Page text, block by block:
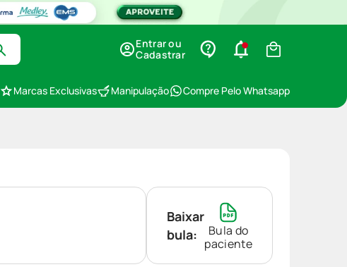
Entrar ou
Cadastrar
Marcas Exclusivas Manipulação Compre Pelo Whatsapp
Baixar
bula:
Bula do
paciente